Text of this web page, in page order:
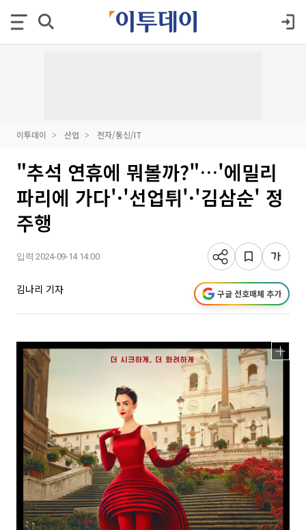
이투데이 산업 전자/통신/IT
"추석 연휴에 뭐볼까?"…'에밀리
파리에 가다'·'선업튀'·'김삼순' 정
주행
입력 2024-09-14 14:00
김나리 기자 구글 선호매체 추가